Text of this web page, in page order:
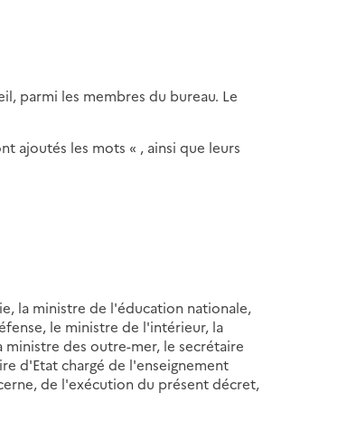
parmi les membres du bureau. Le
ajoutés les mots « , ainsi que leurs
la ministre de l'éducation nationale,
le ministre de l'intérieur, la
des outre-mer, le secrétaire
d'Etat chargé de l'enseignement
de l'exécution du présent décret,